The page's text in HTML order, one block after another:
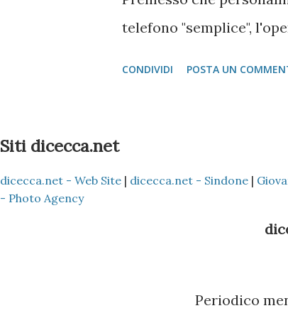
telefono "semplice",
Vostro amico) del
pacchetto è quello
CONDIVIDI POSTA UN
Siti dicecca.net
dicecca.net - Web Site | dicecca.net - Sindone |
- Photo Agency
Periodico